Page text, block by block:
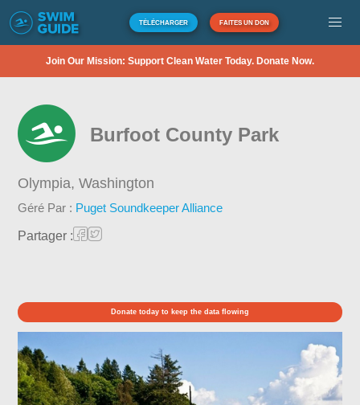
TÉLÉCHARGER FAITES UN DON
Join Our Mission: Support Clean Water Today. Donate Now.
Burfoot County Park
Olympia,Washington
Géré Par : Puget Soundkeeper Alliance
Partager :
Donate today to keep the data flowing